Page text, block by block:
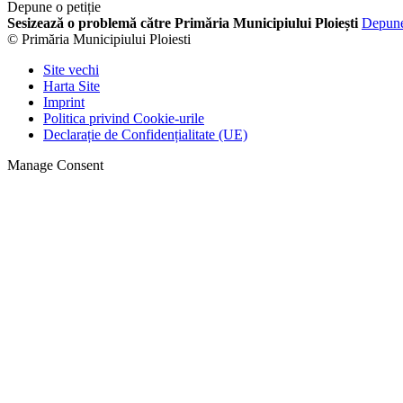
Depune o petiție
Sesizează o problemă către Primăria Municipiului Ploiești
© Primăria Municipiului Ploiesti
Site vechi
Harta Site
Imprint
Politica privind Cookie-urile
Declarație de Confidențialitate (UE)
Manage Consent